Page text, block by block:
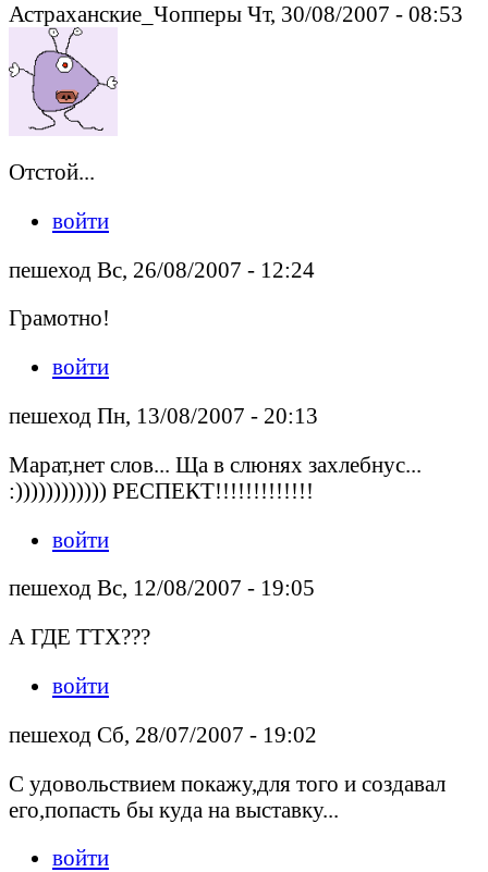
Астраханские_Чопперы Чт, 30/08/2007 - 08:53
Отстой...
войти
пешеход Вс, 26/08/2007 - 12:24
Грамотно!
войти
пешеход Пн, 13/08/2007 - 20:13
Марат,нет слов... Ща в слюнях захлебнус...
:)))))))))))) РЕСПЕКТ!!!!!!!!!!!!!
войти
пешеход Вс, 12/08/2007 - 19:05
А ГДЕ ТТХ???
войти
пешеход Сб, 28/07/2007 - 19:02
С удовольствием покажу,для того и создавал
его,попасть бы куда на выставку...
войти